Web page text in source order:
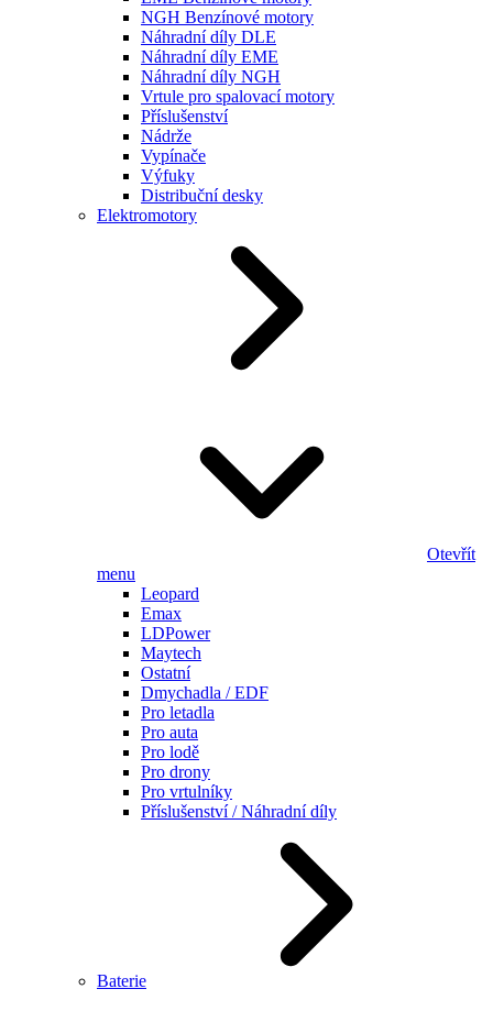
NGH Benzínové motory
Náhradní díly DLE
Náhradní díly EME
Náhradní díly NGH
Vrtule pro spalovací motory
Příslušenství
Nádrže
Vypínače
Výfuky
Distribuční desky
Elektromotory
Otevřít
menu
Leopard
Emax
LDPower
Maytech
Ostatní
Dmychadla / EDF
Pro letadla
Pro auta
Pro lodě
Pro drony
Pro vrtulníky
Příslušenství / Náhradní díly
Baterie